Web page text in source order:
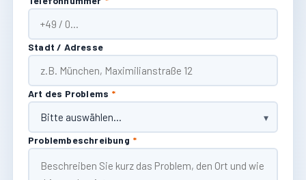
Stadt / Adresse
Art des Problems *
Problembeschreibung *